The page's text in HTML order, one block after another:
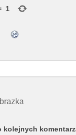
1
kolejnych